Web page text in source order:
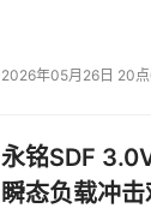
2026年05月26日 20
永铭SDF
瞬态负载冲